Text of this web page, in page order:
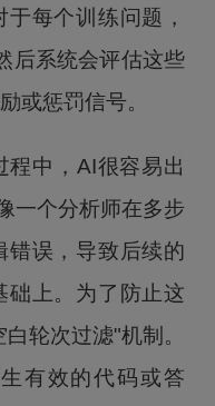
每个训练问题，
后系统会评估这些
或惩罚信号。
程中，AI很容易出
一个分析师在多步
错误，导致后续的
础上。为了防止这
轮次过滤"机制。
有效的代码或答